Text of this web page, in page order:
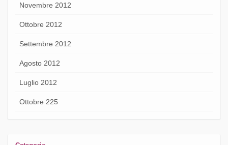
Novembre 2012
Ottobre 2012
Settembre 2012
Agosto 2012
Luglio 2012
Ottobre 225